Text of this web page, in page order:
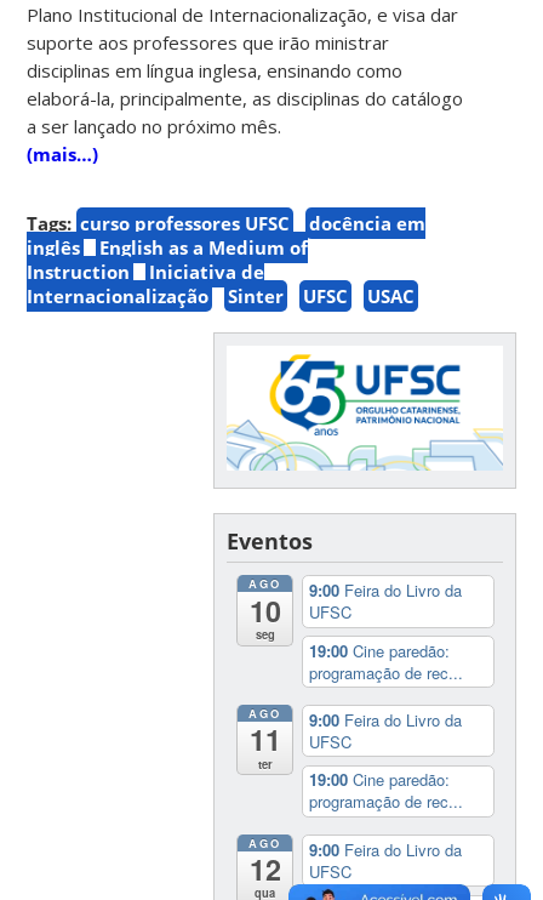
Plano Institucional de Internacionalização, e visa dar
suporte aos professores que irão ministrar
disciplinas em língua inglesa, ensinando como
elaborá-la, principalmente, as disciplinas do catálogo
a ser lançado no próximo mês.
(mais…)
Tags: curso professores UFSC
docência em
inglês
English as a Medium of
Instruction
Iniciativa de
Internacionalização
Sinter UFSC USAC
Eventos
AGO
10
seg
9:00 Feira do Livro da
UFSC
19:00Cine paredão:
programação de rec...
AGO
11
ter
9:00 Feira do Livro da
UFSC
19:00Cine paredão:
programação de rec...
AGO
12
qua
9:00 Feira do Livro da
UFSC